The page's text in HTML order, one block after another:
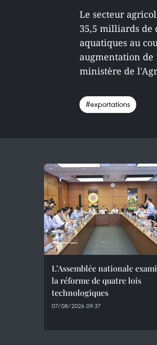
Le secteur
35,5 milliards de
aquatiques au
augmentation de
ministère de
#exportations
L’Assemblée nationale
la réforme de quatre lois
technologiques
07/08/2026 09:37